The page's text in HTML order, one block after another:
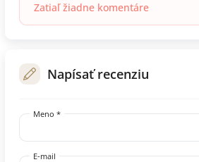
Zatiaľ žiadne komentáre
Napísať recenziu
Meno *
E-mail